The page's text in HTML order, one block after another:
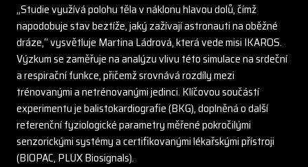
„Studie využívá polohu těla v náklonu hlavou dolů, čímž
napodobuje stav beztíže, jaký zažívají astronauti na oběžné
dráze,“ vysvětluje Martina Ládrová, která vede misi IKAROS.
Výzkum se zaměřuje na analýzu vlivu této simulace na srdeční
a respirační funkce, přičemž srovnává rozdíly mezi
trénovanými a netrénovanými jedinci. Klíčovou součástí
experimentu je balistokardiografie (BKG), doplněná o další
referenční fyziologické parametry měřené pokročilými
senzorickými systémy a certifikovanými lékařskými přístroji
(BIOPAC, PLUX Biosignals).